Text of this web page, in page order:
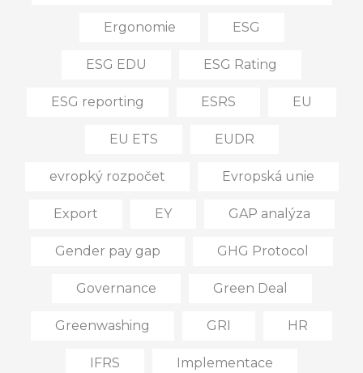
Ergonomie ESG
ESG EDU ESG Rating
ESG reporting ESRS EU
EU ETS EUDR
evropký rozpočet Evropská unie
Export EY GAP analýza
Gender pay gap GHG Protocol
Governance Green Deal
Greenwashing GRI HR
IFRS Implementace